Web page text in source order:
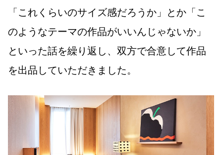
「これくらいのサイズ感だろうか」とか「こ
のようなテーマの作品がいいんじゃないか」
といった話を繰り返し、双方で合意して作品
を出品していただきました。